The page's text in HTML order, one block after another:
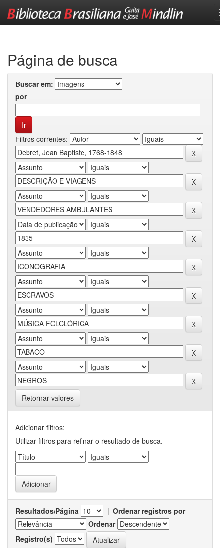
Página de busca
Buscar em:
por
Filtros correntes:
Retornar valores
Adicionar filtros:
Utilizar filtros para refinar o resultado de busca.
Resultados/Página | Ordenar registros por
Ordenar
Registro(s)